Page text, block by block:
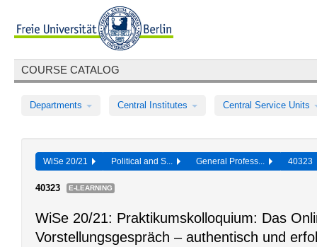
COURSE CATALOG
Departments Central Institutes Central Service Units
WiSe 20/21 Political and S... General Profess... 40323
40323 E-LEARNING
WiSe 20/21: Praktikumskolloquium: Das
Vorstellungsgespräch – authentisch und